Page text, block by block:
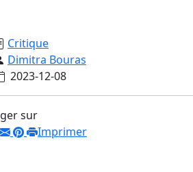
Critique
Dimitra Bouras
2023-12-08
sur
Imprimer